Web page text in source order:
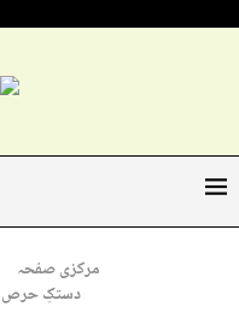
مرکزی صفحہ
دستکِ حرص